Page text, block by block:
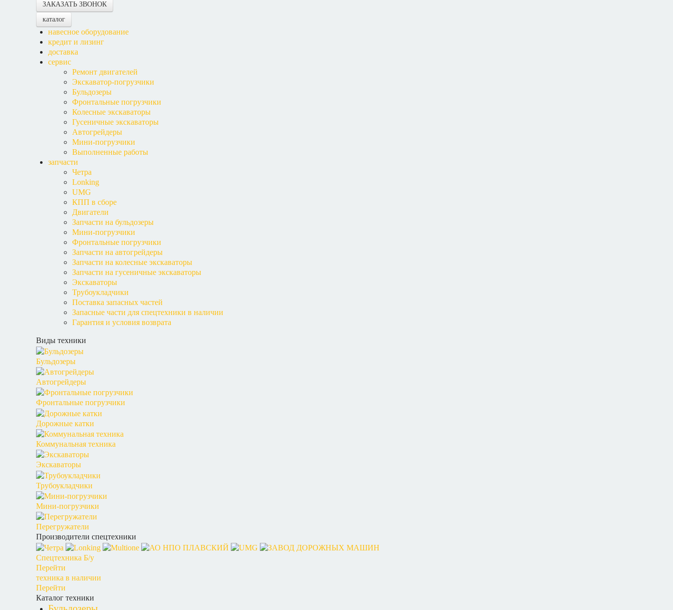
ЗАКАЗАТЬ ЗВОНОК
каталог
навесное оборудование
кредит и лизинг
доставка
сервис
Ремонт двигателей
Экскаватор-погрузчики
Бульдозеры
Фронтальные погрузчики
Колесные экскаваторы
Гусеничные экскаваторы
Автогрейдеры
Мини-погрузчики
Выполненные работы
запчасти
Четра
Lonking
UMG
КПП в сборе
Двигатели
Запчасти на бульдозеры
Мини-погрузчики
Фронтальные погрузчики
Запчасти на автогрейдеры
Запчасти на колесные экскаваторы
Запчасти на гусеничные экскаваторы
Экскаваторы
Трубоукладчики
Поставка запасных частей
Запасные части для спецтехники в наличии
Гарантия и условия возврата
Виды техники
Бульдозеры
Автогрейдеры
Фронтальные погрузчики
Дорожные катки
Коммунальная техника
Экскаваторы
Трубоукладчики
Мини-погрузчики
Перегружатели
Производители спецтехники
Спецтехника Б/у
Перейти
техника в наличии
Перейти
Каталог техники
Бульдозеры